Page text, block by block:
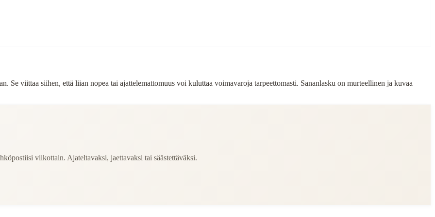
Se viittaa siihen, että liian nopea tai ajattelemattomuus voi kuluttaa voimavaroja tarpeettomasti. Sananlasku on murteellinen ja kuvaa
viikottain. Ajateltavaksi, jaettavaksi tai säästettäväksi.